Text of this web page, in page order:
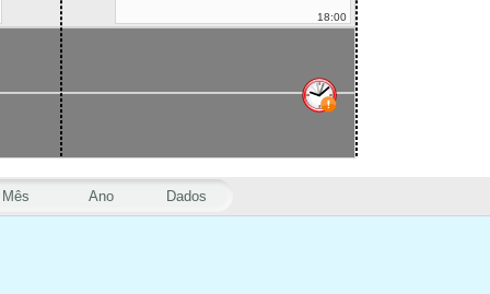
Mês Ano Dados
18:00